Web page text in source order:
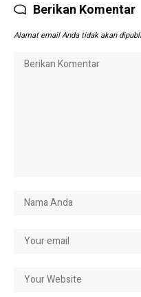
Berikan Komentar
Alamat email Anda tidak akan